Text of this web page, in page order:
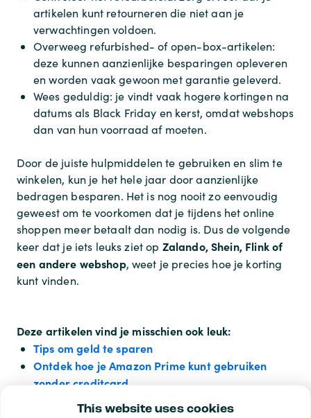
This website uses cookies
artikelen kunt retourneren die niet aan je
verwachtingen voldoen.
Overweeg refurbished- of open-box-artikelen:
deze kunnen aanzienlijke besparingen opleveren
en worden vaak gewoon met garantie geleverd.
Wees geduldig: je vindt vaak hogere kortingen na
datums als Black Friday en kerst, omdat webshops
dan van hun voorraad af moeten.
Door de juiste hulpmiddelen te gebruiken en slim te
winkelen, kun je het hele jaar door aanzienlijke
bedragen besparen. Het is nog nooit zo eenvoudig
geweest om te voorkomen dat je tijdens het online
shoppen meer betaalt dan nodig is. Dus de volgende
keer dat je iets leuks ziet op Zalando, Shein, Flink of
een andere webshop, weet je precies hoe je korting
kunt vinden.
Deze artikelen vind je misschien ook leuk:
Tips om geld te sparen
Ontdek hoe je Amazon Prime kunt gebruiken
zonder creditcard
App Store & iTunes aanbiedingen